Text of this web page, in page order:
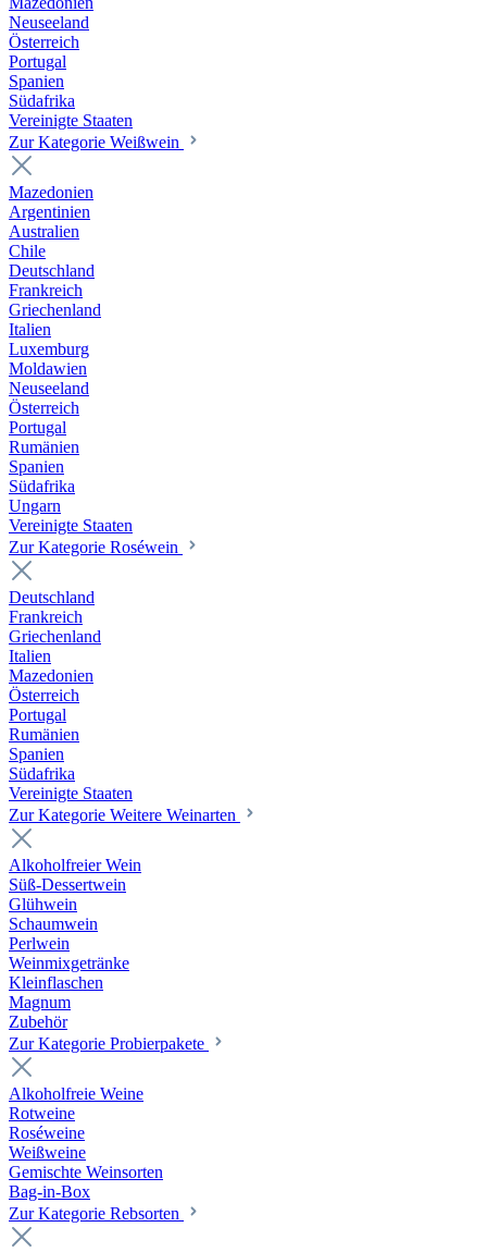
Neuseeland
Österreich
Portugal
Spanien
Südafrika
Vereinigte Staaten
Zur Kategorie Weißwein
Mazedonien
Argentinien
Australien
Chile
Deutschland
Frankreich
Griechenland
Italien
Luxemburg
Moldawien
Neuseeland
Österreich
Portugal
Rumänien
Spanien
Südafrika
Ungarn
Vereinigte Staaten
Zur Kategorie Roséwein
Deutschland
Frankreich
Griechenland
Italien
Mazedonien
Österreich
Portugal
Rumänien
Spanien
Südafrika
Vereinigte Staaten
Zur Kategorie Weitere Weinarten
Alkoholfreier Wein
Süß-Dessertwein
Glühwein
Schaumwein
Perlwein
Weinmixgetränke
Kleinflaschen
Magnum
Zubehör
Zur Kategorie Probierpakete
Alkoholfreie Weine
Rotweine
Roséweine
Weißweine
Gemischte Weinsorten
Bag-in-Box
Zur Kategorie Rebsorten